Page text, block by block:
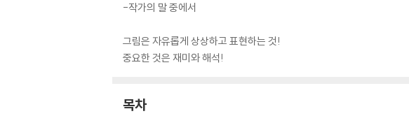
-작가의 말 중에서
그림은 자유롭게 상상하고 표현하는 것!
중요한 것은 재미와 해석!
목차